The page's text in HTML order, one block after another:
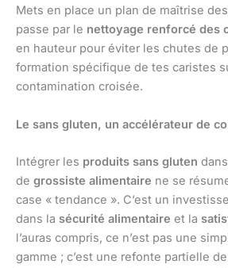
Mets en place un plan de maîtrise
passe par le nettoyage renforcé des
en hauteur pour éviter les chutes de
formation spécifique de tes caristes
contamination croisée.
Le sans gluten, un accélérateur de
Intégrer les produits sans gluten
de grossiste alimentaire ne se
case « tendance ». C’est un
dans la sécurité alimentaire et la
l’auras compris, ce n’est pas une
gamme ; c’est une refonte partielle